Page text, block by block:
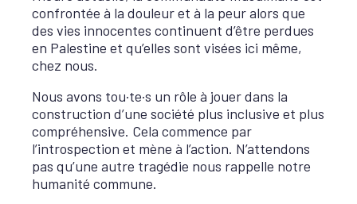
confrontée à la douleur et à la peur alors que
des vies innocentes continuent d’être perdues
en Palestine et qu’elles sont visées ici même,
chez nous.
Nous avons tou·te·s un rôle à jouer dans la
construction d’une société plus inclusive et plus
compréhensive. Cela commence par
l’introspection et mène à l’action. N’attendons
pas qu’une autre tragédie nous rappelle notre
humanité commune.